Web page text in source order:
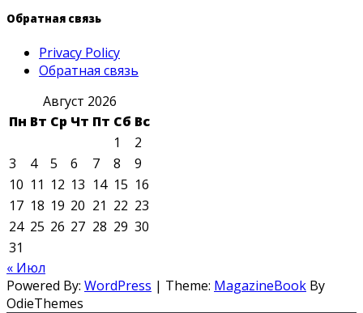
Обратная связь
Privacy Policy
Обратная связь
Август 2026
Пн Вт Ср Чт Пт Сб Вс
1
2
3
4 5 6 7 8
9
10 11 12 13 14 15 16
17 18 19 20 21 22 23
24 25 26 27 28 29 30
31
« Июл
Powered By: WordPress | Theme: MagazineBook By
OdieThemes